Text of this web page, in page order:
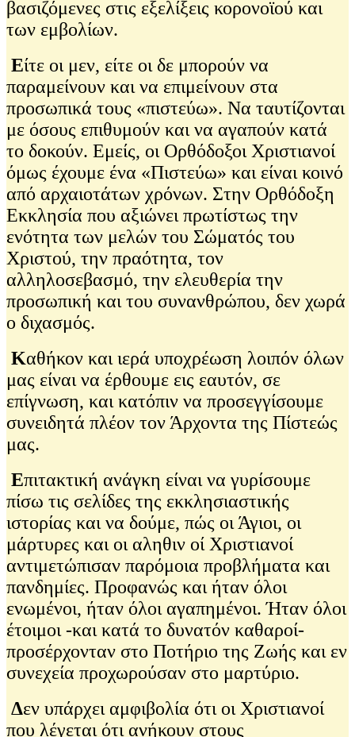
βασιζόμενες στις εξελίξεις κορονοϊού και
των εμβολίων.
Είτε οι μεν, είτε οι δε μπορούν να
παραμείνουν και να επιμείνουν στα
προσωπικά τους «πιστεύω». Να ταυτίζονται
με όσους επιθυμούν και να αγαπούν κατά
το δοκούν. Εμείς, οι Ορθόδοξοι Χριστιανοί
όμως έχουμε ένα «Πιστεύω» και είναι κοινό
από αρχαιοτάτων χρόνων. Στην Ορθόδοξη
Εκκλησία που αξιώνει πρωτίστως την
ενότητα των μελών του Σώματός του
Χριστού, την πραότητα, τον
αλληλοσεβασμό, την ελευθερία την
προσωπική και του συνανθρώπου, δεν χωρά
ο διχασμός.
Καθήκον και ιερά υποχρέωση λοιπόν όλων
μας είναι να έρθουμε εις εαυτόν, σε
επίγνωση, και κατόπιν να προσεγγίσουμε
συνειδητά πλέον τον Άρχοντα της Πίστεώς
μας.
Επιτακτική ανάγκη είναι να γυρίσουμε
πίσω τις σελίδες της εκκλησιαστικής
ιστορίας και να δούμε, πώς οι Άγιοι, οι
μάρτυρες και οι αληθιν οί Χριστιανοί
αντιμετώπισαν παρόμοια προβλήματα και
πανδημίες. Προφανώς και ήταν όλοι
ενωμένοι, ήταν όλοι αγαπημένοι. Ήταν όλοι
έτοιμοι -και κατά το δυνατόν καθαροί-
προσέρχονταν στο Ποτήριο της Ζωής και εν
συνεχεία προχωρούσαν στο μαρτύριο.
Δεν υπάρχει αμφιβολία ότι οι Χριστιανοί
που λέγεται ότι ανήκουν στους